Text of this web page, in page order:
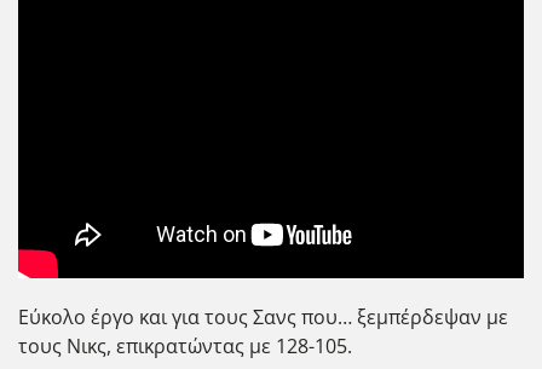
Εύκολο έργο και για τους Σανς που… ξεμπέρδεψαν με
τους Νικς, επικρατώντας με 128-105.